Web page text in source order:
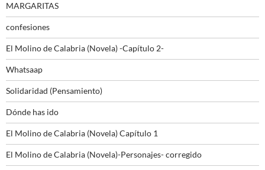
MARGARITAS
confesiones
El Molino de Calabria (Novela) -Capítulo 2-
Whatsaap
Solidaridad (Pensamiento)
Dónde has ido
El Molino de Calabria (Novela) Capítulo 1
El Molino de Calabria (Novela)-Personajes- corregido